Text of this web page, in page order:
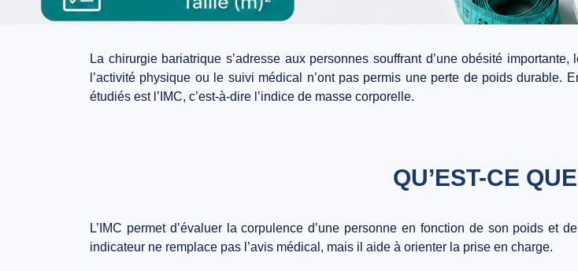
La chirurgie bariatrique s’adresse aux personnes souffrant d’une obésité
l’activité physique ou le suivi médical n’ont pas permis une perte de poids durable.
étudiés est l’IMC, c’est-à-dire l’indice de masse corporelle.
QU’EST-CE
L’IMC permet d’évaluer la corpulence d’une personne en fonction de son poids
indicateur ne remplace pas l’avis médical, mais il aide à orienter la prise en charge.